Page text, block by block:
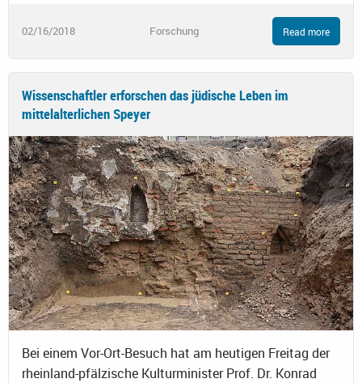
02/16/2018 Forschung Read more
Wissenschaftler erforschen das jüdische Leben im
mittelalterlichen Speyer
Bei einem Vor-Ort-Besuch hat am heutigen Freitag der
rheinland-pfälzische Kulturminister Prof. Dr. Konrad